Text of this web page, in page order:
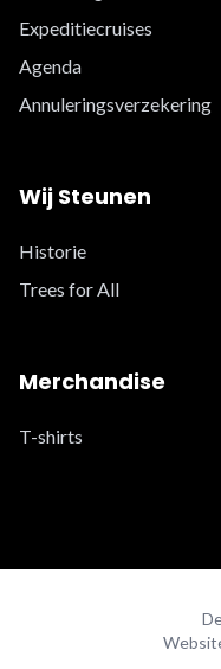
Expeditiecruises
Agenda
Annuleringsverzekering
Wij Steunen
Historie
Trees for All
Merchandise
T-shirts